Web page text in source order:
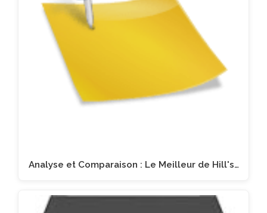
Analyse et Comparaison : Le Meilleur de Hill's…